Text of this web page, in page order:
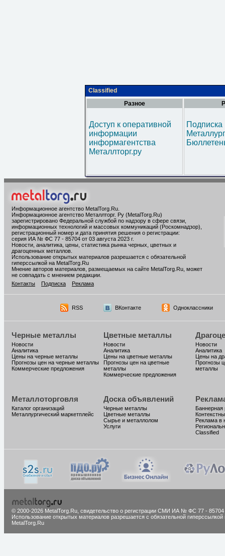
Classified
Разное
Доступ к оперативной
информации
информагентства
Металлторг.ру
Информационное агентство MetalTorg.Ru
Информационное агентство Металлторг. Ру (MetalTorg.Ru)
зарегистрировано Федеральной службой по надзору в сфере связи,
информационных технологий и массовых коммуникаций (Роскомнадзор),
регистрационный номер и дата принятия решения о регистрации:
серия ИА № ФС 77 - 85704 от 03 августа 2023 г.
Новости, аналитика, цены, статистика рынка черных, цветных и
драгоценных металлов.
Использование открытых материалов разрешается с обязательной
гиперссылкой на MetalTorg.Ru
Мнение авторов материалов, размещаемых на сайте MetalTorg.Ru, может
не совпадать с мнением редакции.
Контакты
Подписка Реклама
RSS ВКонтакте Одноклассники
Черные металлы
Новости
Аналитика
Цены на черные металлы
Прогнозы цен на черные металлы
Коммерческие предложения
Цветные металлы
Новости
Аналитика
Цены на цветные металлы
Прогнозы цен на цветные
металлы
Коммерческие предложения
Новости
Аналитика
Цены на
Прогнозы
металлы
Металлоторговля
Каталог организаций
Металлургический маркетплейс
Доска объявлений
Черные металлы
Цветные металлы
Сырье и металлолом
Услуги
Баннерная
Реклама в
Classified
© 2000-2026 MetalTorg.Ru, cвидетельство о регистрации СМИ ИА № ФС 77 - 85704
Использование открытых материалов разрешается с обязательной гиперссылкой
MetalTorg.Ru